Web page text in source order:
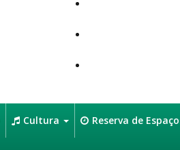
Cultura Reserva de